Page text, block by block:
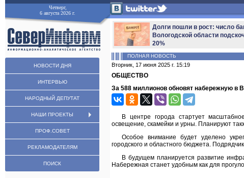
Четверг,
6 августа 2026 г.
НОВОСТИ ДНЯ
ИНТЕРВЬЮ
НАРОДНЫЙ ДЕПУТАТ
НАШИ ПРОЕКТЫ
ПРОФ.СОВЕТ
РЕКЛАМОДАТЕЛЯМ
ПОИСК
Долги пошли в рост: число
Вологодской области
20%
ПОЛНАЯ НОВОСТЬ
Вторник, 17 июня 2025 г. 15:19
ОБЩЕСТВО
За 588 миллионов обновят набережную в
В центре города стартует
освещение, скамейки и урны. Планируют
Особое внимание будет уделено
городского и областного бюджета.
В будущем планируется развитие
Набережная станет удобным как для